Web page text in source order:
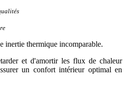
inertie thermique incomparable.
et d'amortir les flux de chaleur
un confort intérieur optimal en